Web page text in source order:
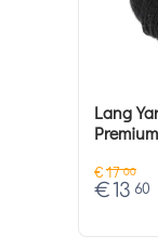
Lang
Premium
€17 00
€13 60